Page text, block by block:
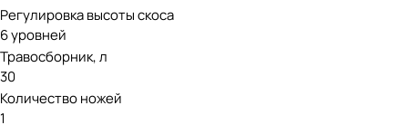
Регулировка высоты скоса
6 уровней
Травосборник, л
30
Количество ножей
1